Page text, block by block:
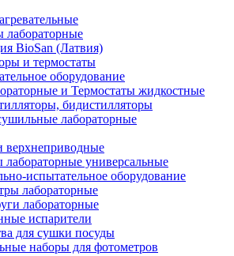
лабораторные
BioSan (Латвия)
и термостаты
оборудование
и Термостаты жидкостные
бидистилляторы
лабораторные
универсальные
испытательное оборудование
лабораторные
лабораторные
испарители
для сушки посуды
наборы для фотометров